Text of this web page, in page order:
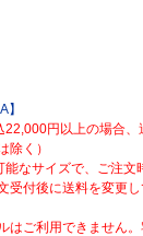
】
22,000円以上の場合
除く）
能なサイズで、ご注
受付後に送料を変更
はご利用できません。